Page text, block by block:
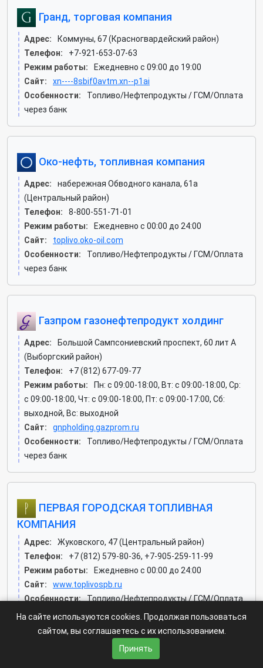
Гранд, торговая компания
Адрес:
Коммуны, 67 (Красногвардейский район)
Телефон:
+7-921-653-07-63
Режим работы:
Ежедневно с 09:00 до 19:00
Сайт:
xn----8sbif0avtm.xn--p1ai
Особенности:
Топливо/Нефтепродукты / ГСМ/Оплата
через банк
Око-нефть, топливная компания
Адрес:
набережная Обводного канала, 61а
(Центральный район)
Телефон:
8-800-551-71-01
Режим работы:
Ежедневно с 00:00 до 24:00
Сайт:
toplivo.oko-oil.com
Особенности:
Топливо/Нефтепродукты / ГСМ/Оплата
через банк
Газпром газонефтепродукт холдинг
Адрес:
Большой Сампсониевский проспект, 60 лит А
(Выборгский район)
Телефон:
+7 (812) 677-09-77
Режим работы:
Пн: c 09:00-18:00, Вт: c 09:00-18:00, Ср:
c 09:00-18:00, Чт: c 09:00-18:00, Пт: c 09:00-17:00, Сб:
выходной, Вс: выходной
Сайт:
gnpholding.gazprom.ru
Особенности:
Топливо/Нефтепродукты / ГСМ/Оплата
через банк
ПЕРВАЯ ГОРОДСКАЯ ТОПЛИВНАЯ
КОМПАНИЯ
Адрес:
Жуковского, 47 (Центральный район)
Телефон:
+7 (812) 579-80-36, +7-905-259-11-99
Режим работы:
Ежедневно с 00:00 до 24:00
Сайт:
www.toplivospb.ru
Особенности:
Топливо/Нефтепродукты / ГСМ/Оплата
картой. Наличный расчёт. Оплата через банк. Оплата
эл. кошельком
На сайте используются cookies. Продолжая пользоваться
сайтом, вы соглашаетесь с их использованием.
Принять